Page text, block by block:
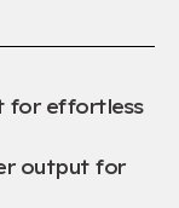
for effortless
output for